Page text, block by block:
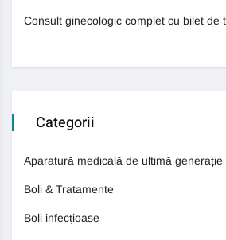
Consult ginecologic complet cu bilet de
Categorii
Aparatură medicală de ultimă generație
Boli & Tratamente
Boli infecțioase